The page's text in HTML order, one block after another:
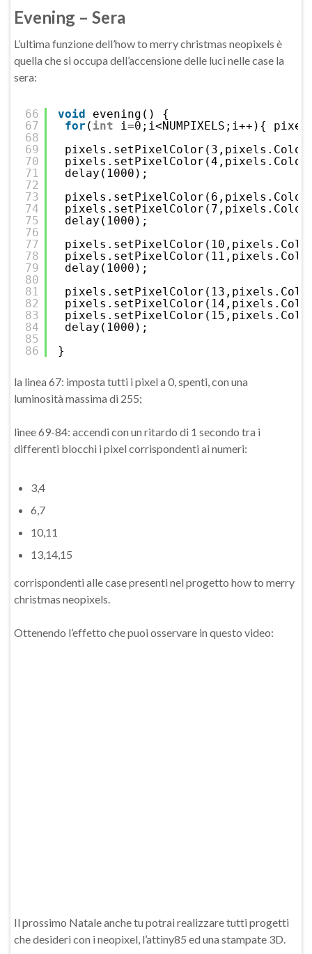
Evening – Sera
L’ultima funzione dell’how to merry christmas neopixels è
quella che si occupa dell’accensione delle luci nelle case la
sera:
66
67
68
69
70
71
72
73
74
75
76
77
78
79
80
81
82
83
84
85
86
void
evening() {
for ( int
i=0;i<NUMPIXELS;i++){
delay(1000);
delay(1000);
delay(1000);
delay(1000);
}
la linea 67: imposta tutti i pixel a 0, spenti, con una
luminosità massima di 255;
linee 69-84: accendi con un ritardo di 1 secondo tra i
differenti blocchi i pixel corrispondenti ai numeri:
3,4
6,7
10,11
13,14,15
corrispondenti alle case presenti nel progetto how to merry
christmas neopixels.
Ottenendo l’effetto che puoi osservare in questo video:
Il prossimo Natale anche tu potrai realizzare tutti progetti
che desideri con i neopixel, l’attiny85 ed una stampate 3D.